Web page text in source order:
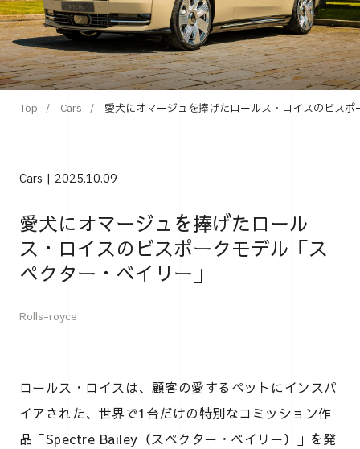
Top Cars 愛犬にオマージュを捧げたロールス・ロイスのビス
Cars 2025.10.09
愛犬にオマージュを捧げたロール
ス・ロイスのビスポークモデル「ス
ペクター・ベイリー」
Rolls-royce
ロールス・ロイスは、顧客の愛するペットにインスパ
イアされた、世界で1台だけの特別なコミッション作
品「Spectre Bailey（スペクター・ベイリー）」を発